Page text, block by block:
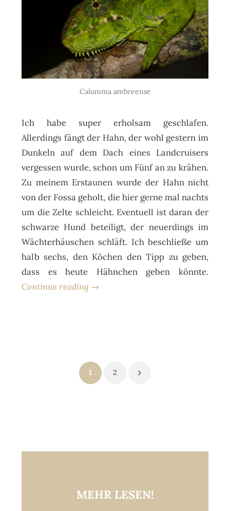
Calumma ambreense
Ich habe super erholsam geschlafen.
Allerdings fängt der Hahn, der wohl gestern im
Dunkeln auf dem Dach eines Landcruisers
vergessen wurde, schon um Fünf an zu krähen.
Zu meinem Erstaunen wurde der Hahn nicht
von der Fossa geholt, die hier gerne mal nachts
um die Zelte schleicht. Eventuell ist daran der
schwarze Hund beteiligt, der neuerdings im
Wächterhäuschen schläft. Ich beschließe um
halb sechs, den Köchen den Tipp zu geben,
dass es heute Hähnchen geben könnte.
Continue reading →
pagination
1 2
MEHR LESEN!